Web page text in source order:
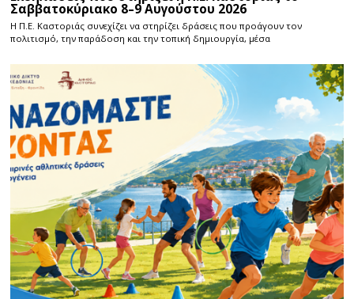
Σαββατοκύριακο 8–9 Αυγούστου 2026
Η Π.E. Καστοριάς συνεχίζει να στηρίζει δράσεις που προάγουν τον
πολιτισμό, την παράδοση και την τοπική δημιουργία, μέσα